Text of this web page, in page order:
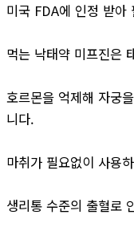
미국 FDA에 인정 받아
먹는 낙태약 미프진은
호르몬을 억제해 자궁
니다.
마취가 필요없이 사용
생리통 수준의 출혈로